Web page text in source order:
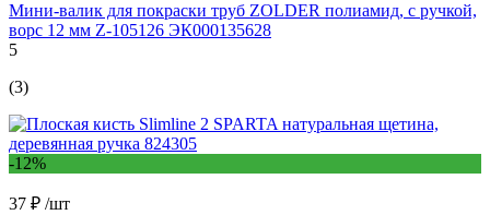
Мини-валик для покраски труб ZOLDER полиамид, с ручкой,
ворс 12 мм Z-105126 ЭК000135628
5
(3)
-12%
37 ₽ /шт